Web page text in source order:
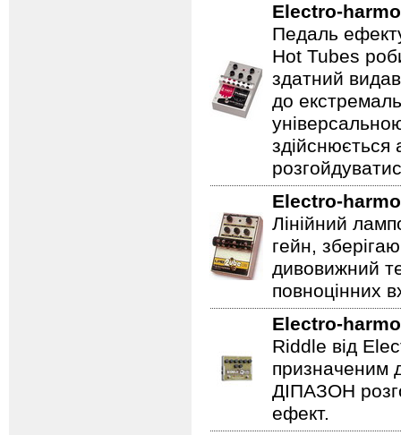
Electro-
Педаль
Hot Tubes
здатний
до
Electro-
Лінійний
гейн,
дивовижний
повноцінних
Electro-
Riddle від
призначеним
ДІПАЗОН
ефект.